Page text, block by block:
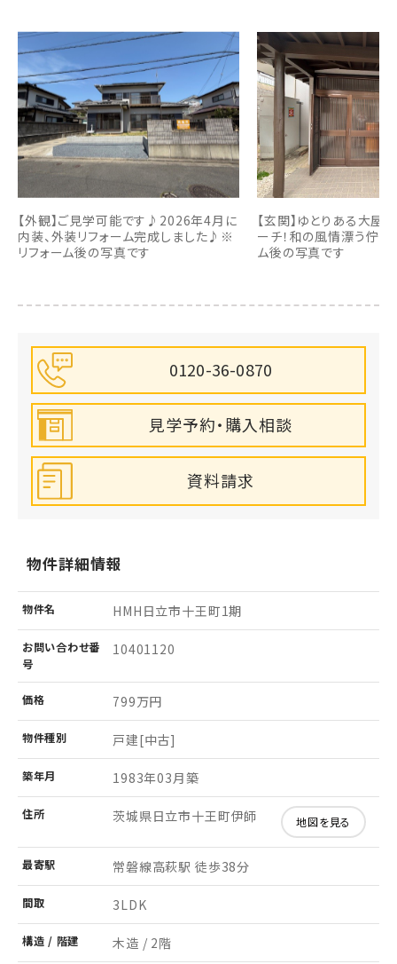
【外観】ご見学可能です♪2026年4月に
内装、外装リフォーム完成しました♪※
リフォーム後の写真です
【玄関】ゆとりある大屋
ーチ！和の風情漂う佇
ム後の写真です
0120-36-0870
見学予約・購入相談
資料請求
物件詳細情報
物件名 HMH日立市十王町1期
お問い合わせ番
号
10401120
価格 799万円
物件種別 戸建[中古]
築年月 1983年03月築
住所 茨城県日立市十王町伊師 地図を見る
最寄駅 常磐線高萩駅 徒歩38分
間取 3LDK
構造 / 階建 木造 / 2階